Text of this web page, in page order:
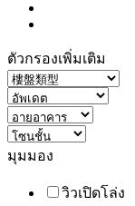
ตัวกรองเพิ่มเติม
มุมมอง
วิวเปิดโล่ง